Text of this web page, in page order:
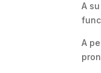
A
A